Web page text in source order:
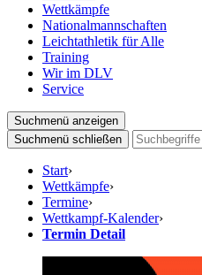
Wettkämpfe
Nationalmannschaften
Leichtathletik für Alle
Training
Wir im DLV
Service
Suchmenü anzeigen
Suchmenü schließen
Start›
Wettkämpfe›
Termine›
Wettkampf-Kalender›
Termin Detail